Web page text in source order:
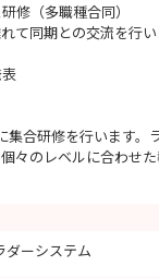
修（多職種合同）
との交流を行いま
集合研修を行います。
々のレベルに合わせ
ーシステム